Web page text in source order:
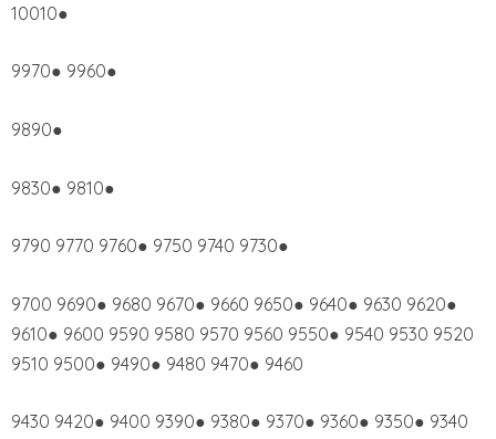
10010●
9970● 9960●
9890●
9830● 9810●
9790 9770 9760● 9750 9740 9730●
9700 9690● 9680 9670● 9660 9650● 9640● 9630 9620●
9610● 9600 9590 9580 9570 9560 9550● 9540 9530 9520
9510 9500● 9490● 9480 9470● 9460
9430 9420● 9400 9390● 9380● 9370● 9360● 9350● 9340